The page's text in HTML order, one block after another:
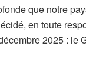
que notre
en toute
2025 : le